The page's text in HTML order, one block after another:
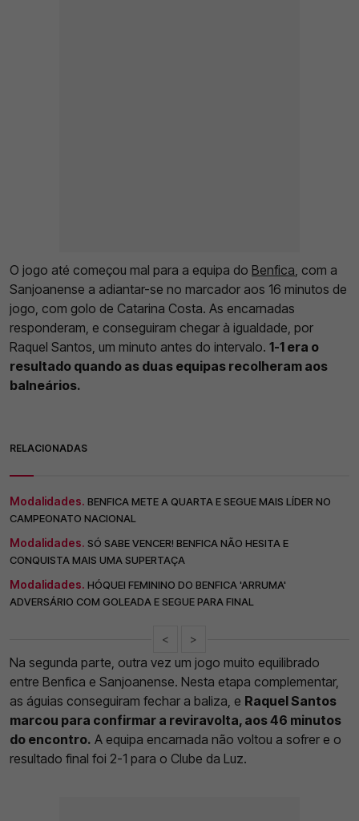
O jogo até começou mal para a equipa do Benfica, com a
Sanjoanense a adiantar-se no marcador aos 16 minutos de
jogo, com golo de Catarina Costa. As encarnadas
responderam, e conseguiram chegar à igualdade, por
Raquel Santos, um minuto antes do intervalo. 1-1 era o
resultado quando as duas equipas recolheram aos
balneários.
RELACIONADAS
Modalidades. BENFICA METE A QUARTA E SEGUE MAIS LÍDER NO
CAMPEONATO NACIONAL
Modalidades. SÓ SABE VENCER! BENFICA NÃO HESITA E
CONQUISTA MAIS UMA SUPERTAÇA
Modalidades. HÓQUEI FEMININO DO BENFICA 'ARRUMA'
ADVERSÁRIO COM GOLEADA E SEGUE PARA FINAL
< >
Na segunda parte, outra vez um jogo muito equilibrado
entre Benfica e Sanjoanense. Nesta etapa complementar,
as águias conseguiram fechar a baliza, e Raquel Santos
marcou para confirmar a reviravolta, aos 46 minutos
do encontro. A equipa encarnada não voltou a sofrer e o
resultado final foi 2-1 para o Clube da Luz.